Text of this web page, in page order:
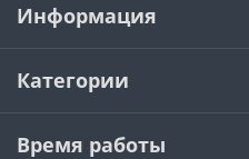
Информация
Категории
Время работы